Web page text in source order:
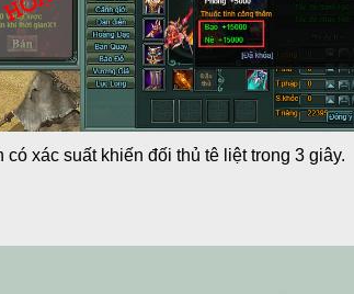
xác suất khiến đối thủ tê liệt trong 3 giây.